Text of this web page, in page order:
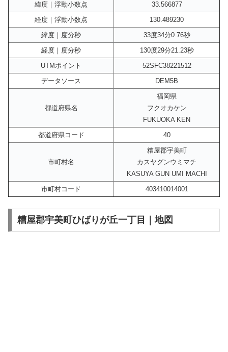
緯度｜浮動小数点
33.566877
経度｜浮動小数点
130.489230
緯度｜度分秒
33度34分0.76秒
経度｜度分秒
130度29分21.23秒
UTMポイント
52SFC38221512
データソース
DEM5B
都道府県名
福岡県
フクオカケン
FUKUOKA KEN
都道府県コード
40
市町村名
糟屋郡宇美町
カスヤグンウミマチ
KASUYA GUN UMI MACHI
市町村コード
403410014001
糟屋郡宇美町ひばりが丘一丁目｜地図